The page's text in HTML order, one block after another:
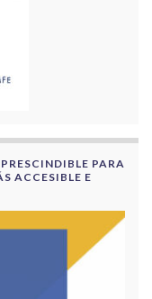
PARA
ACCESIBLE E